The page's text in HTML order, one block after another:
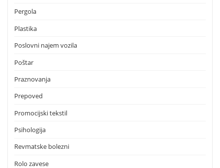
Pergola
Plastika
Poslovni najem vozila
Poštar
Praznovanja
Prepoved
Promocijski tekstil
Psihologija
Revmatske bolezni
Rolo zavese